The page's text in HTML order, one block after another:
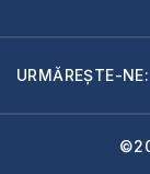
URMĂREȘTE-NE: